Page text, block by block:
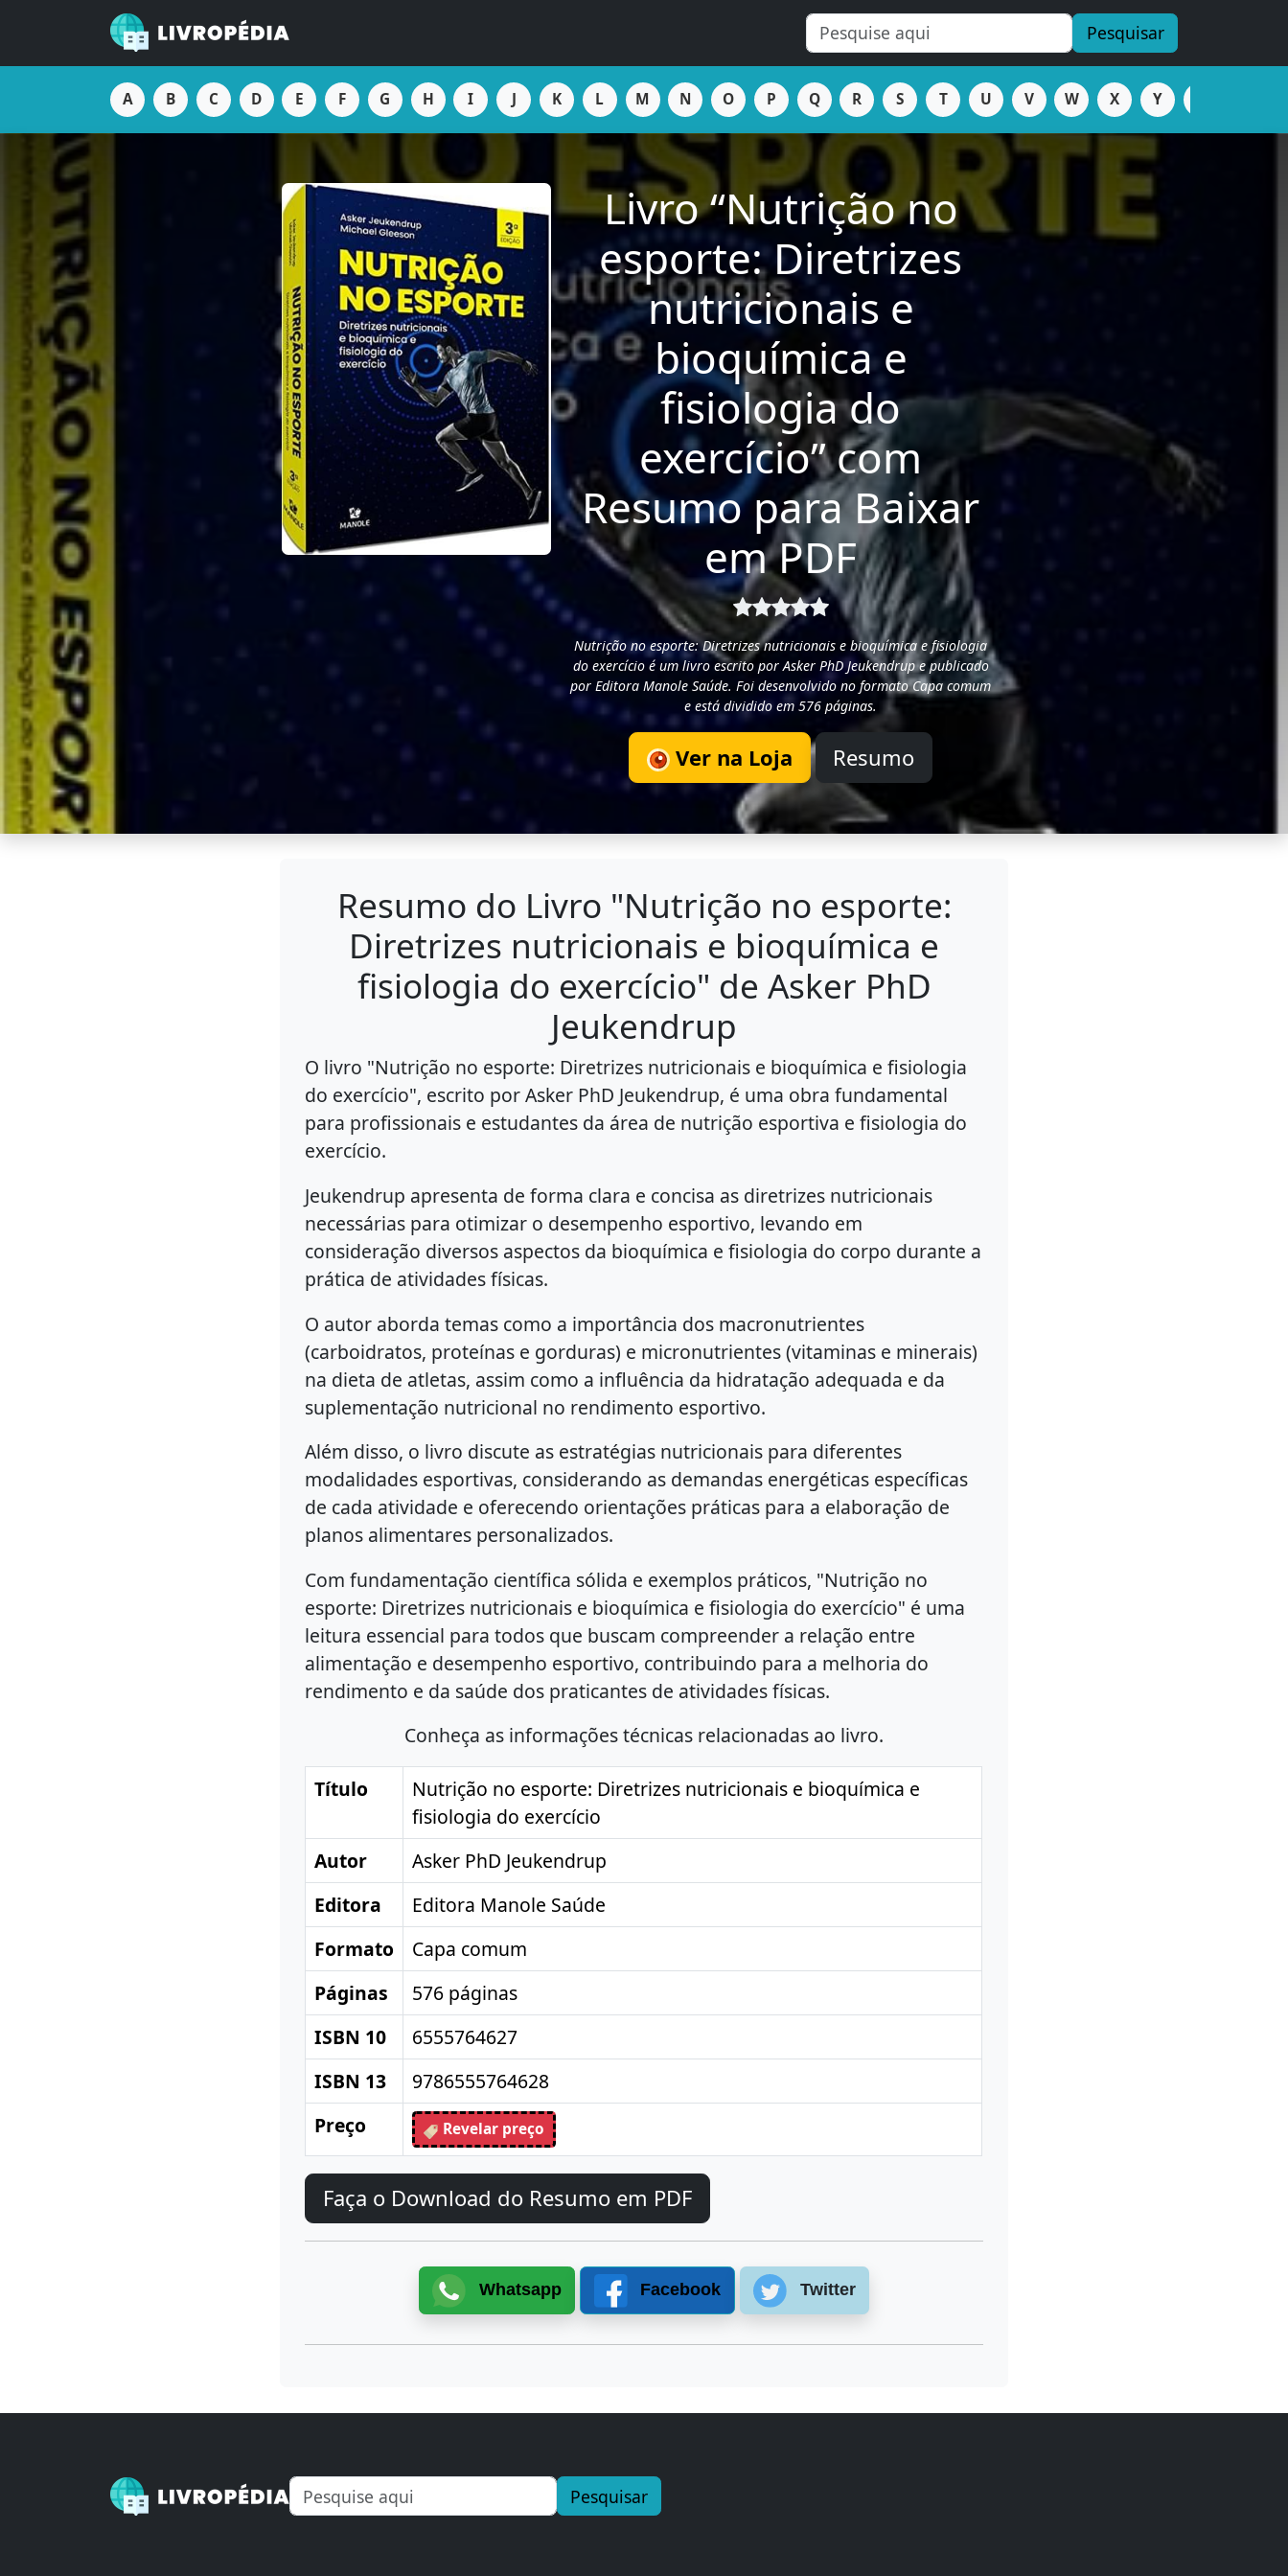
Pesquisar
A B C D E F G H I J K L M N O P Q R S T U V W X Y
Livro “Nutrição no
esporte: Diretrizes
nutricionais e
bioquímica e
fisiologia do
exercício” com
Resumo para Baixar
em PDF
Nutrição no esporte: Diretrizes nutricionais e bioquímica e fisiologia
do exercício é um livro escrito por Asker PhD Jeukendrup e publicado
por Editora Manole Saúde. Foi desenvolvido no formato Capa comum
e está dividido em 576 páginas.
Ver na Loja Resumo
Resumo do Livro "Nutrição no esporte:
Diretrizes nutricionais e bioquímica e
fisiologia do exercício" de Asker PhD
Jeukendrup
O livro "Nutrição no esporte: Diretrizes nutricionais e bioquímica e fisiologia
do exercício", escrito por Asker PhD Jeukendrup, é uma obra fundamental
para profissionais e estudantes da área de nutrição esportiva e fisiologia do
exercício.
Jeukendrup apresenta de forma clara e concisa as diretrizes nutricionais
necessárias para otimizar o desempenho esportivo, levando em
consideração diversos aspectos da bioquímica e fisiologia do corpo durante a
prática de atividades físicas.
O autor aborda temas como a importância dos macronutrientes
(carboidratos, proteínas e gorduras) e micronutrientes (vitaminas e minerais)
na dieta de atletas, assim como a influência da hidratação adequada e da
suplementação nutricional no rendimento esportivo.
Além disso, o livro discute as estratégias nutricionais para diferentes
modalidades esportivas, considerando as demandas energéticas específicas
de cada atividade e oferecendo orientações práticas para a elaboração de
planos alimentares personalizados.
Com fundamentação científica sólida e exemplos práticos, "Nutrição no
esporte: Diretrizes nutricionais e bioquímica e fisiologia do exercício" é uma
leitura essencial para todos que buscam compreender a relação entre
alimentação e desempenho esportivo, contribuindo para a melhoria do
rendimento e da saúde dos praticantes de atividades físicas.
Conheça as informações técnicas relacionadas ao livro.
Título
Nutrição no esporte: Diretrizes nutricionais e bioquímica e
fisiologia do exercício
Autor
Asker PhD Jeukendrup
Editora
Editora Manole Saúde
Formato
Capa comum
Páginas
576 páginas
ISBN 10
6555764627
ISBN 13
9786555764628
Preço
Revelar preço
Faça o Download do Resumo em PDF
Whatsapp Facebook Twitter
Pesquisar